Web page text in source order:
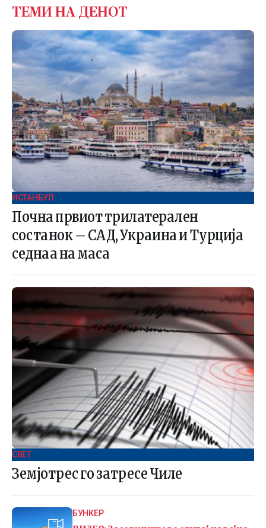
ТЕМИ НА ДЕНОТ
ИСТАНБУЛ
Почна првиот трилатерален
состанок – САД, Украина и Турција
седнаа на маса
СВЕТ .
Земјотрес го затресе Чиле
БУНКЕР